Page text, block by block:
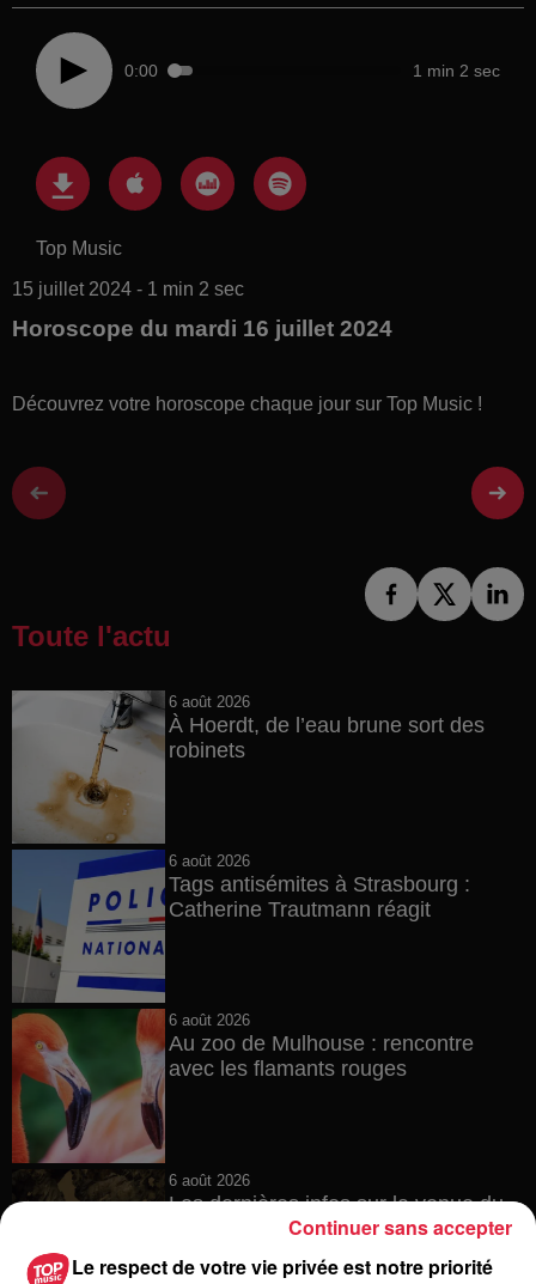
0:00 1 min 2 sec
Top Music
15 juillet 2024 - 1 min 2 sec
Horoscope du mardi 16 juillet 2024
Découvrez votre horoscope chaque jour sur Top Music !
Toute l'actu
6 août 2026
À Hoerdt, de l’eau brune sort des
robinets
6 août 2026
Tags antisémites à Strasbourg :
Catherine Trautmann réagit
6 août 2026
Au zoo de Mulhouse : rencontre
avec les flamants rouges
6 août 2026
Les dernières infos sur la venue du
pape à Metz en septembre
Le respect de votre vie privée est notre priorité
Continuer sans accepter